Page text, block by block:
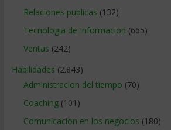
Relaciones publicas (132)
Tecnologia de Informacion (665)
Ventas (242)
Habilidades (2.843)
Administracion del tiempo (70)
Coaching(101)
Comunicacion en los negocios (180)